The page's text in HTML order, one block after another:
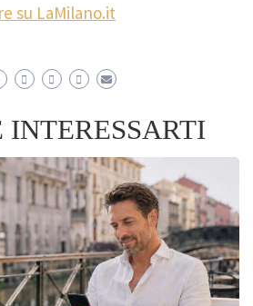
su LaMilano.it
INTERESSARTI